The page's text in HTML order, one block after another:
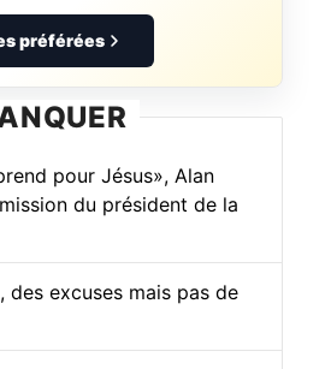
préférées
pour Jésus», Alan
du président de la
des excuses mais pas de